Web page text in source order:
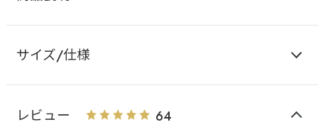
サイズ/仕様
レビュー 64